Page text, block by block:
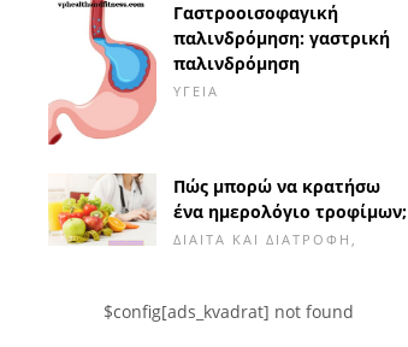
Γαστροοισοφαγική
παλινδρόμηση: γαστρική
παλινδρόμηση
ΥΓΕΊΑ
Πώς μπορώ να κρατήσω
ένα ημερολόγιο τροφίμων;
ΔΊΑΙΤΑ ΚΑΙ ΔΙΑΤΡΟΦΉ,
$config[ads_kvadrat] not found